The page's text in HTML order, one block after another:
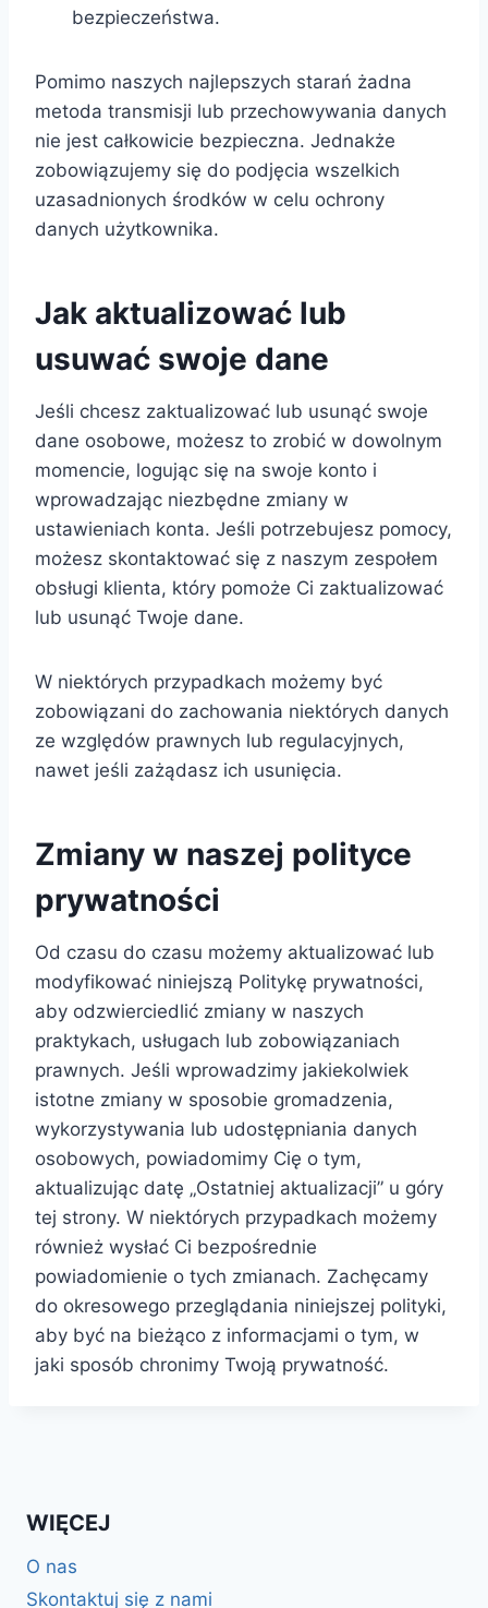
bezpieczeństwa.
Pomimo naszych najlepszych starań żadna
metoda transmisji lub przechowywania danych
nie jest całkowicie bezpieczna. Jednakże
zobowiązujemy się do podjęcia wszelkich
uzasadnionych środków w celu ochrony
danych użytkownika.
Jak aktualizować lub
usuwać swoje dane
Jeśli chcesz zaktualizować lub usunąć swoje
dane osobowe, możesz to zrobić w dowolnym
momencie, logując się na swoje konto i
wprowadzając niezbędne zmiany w
ustawieniach konta. Jeśli potrzebujesz pomocy,
możesz skontaktować się z naszym zespołem
obsługi klienta, który pomoże Ci zaktualizować
lub usunąć Twoje dane.
W niektórych przypadkach możemy być
zobowiązani do zachowania niektórych danych
ze względów prawnych lub regulacyjnych,
nawet jeśli zażądasz ich usunięcia.
Zmiany w naszej polityce
prywatności
Od czasu do czasu możemy aktualizować lub
modyfikować niniejszą Politykę prywatności,
aby odzwierciedlić zmiany w naszych
praktykach, usługach lub zobowiązaniach
prawnych. Jeśli wprowadzimy jakiekolwiek
istotne zmiany w sposobie gromadzenia,
wykorzystywania lub udostępniania danych
osobowych, powiadomimy Cię o tym,
aktualizując datę „Ostatniej aktualizacji” u góry
tej strony. W niektórych przypadkach możemy
również wysłać Ci bezpośrednie
powiadomienie o tych zmianach. Zachęcamy
do okresowego przeglądania niniejszej polityki,
aby być na bieżąco z informacjami o tym, w
jaki sposób chronimy Twoją prywatność.
WIĘCEJ
O nas
Skontaktuj się z nami